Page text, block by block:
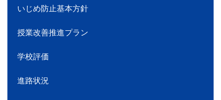
いじめ防止基本方針
授業改善推進プラン
学校評価
進路状況